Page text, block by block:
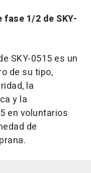
1/2 de SKY-
SKY-0515 es un
de su tipo,
la
y la
en voluntarios
de